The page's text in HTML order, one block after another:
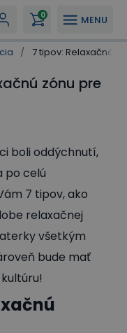
MENU
0
/ 7 tipov: Relaxačná
zónu pre
boli oddýchnutí,
po celú
7 tipov, ako
relaxačnej
všetkým
bude mať